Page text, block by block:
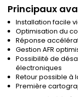
Principaux
Installation facile
Optimisation du
Réponse
Gestion AFR
Possibilité de
électroniques
Retour possible à
Première